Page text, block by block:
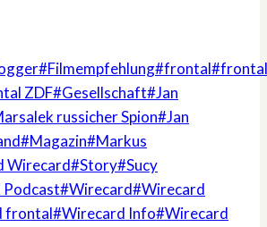
#Filmempfehlung#frontal#frontal
ZDF#Gesellschaft#Jan
russicher Spion#Jan
#Magazin#Markus
Wirecard#Story#Sucy
Podcast#Wirecard#Wirecard
frontal#Wirecard Info#Wirecard